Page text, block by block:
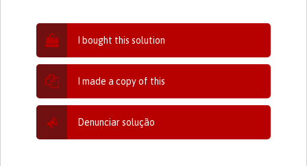
I bought this solution
I made a copy of this
Denunciar solução